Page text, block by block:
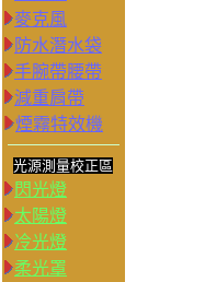
麥克風
防水潛水袋
手腕帶腰帶
減重肩帶
煙霧特效機
光源測量校正區
閃光燈
太陽燈
冷光燈
柔光罩